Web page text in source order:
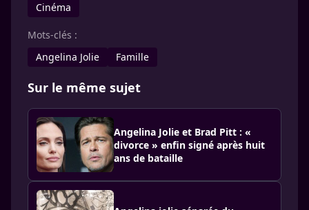
Cinéma
Mots-clés :
Ange­lina Jolie
Famille
Sur le même sujet
Angelina Jolie et Brad Pitt : «
divorce » enfin signé après huit
ans de bataille